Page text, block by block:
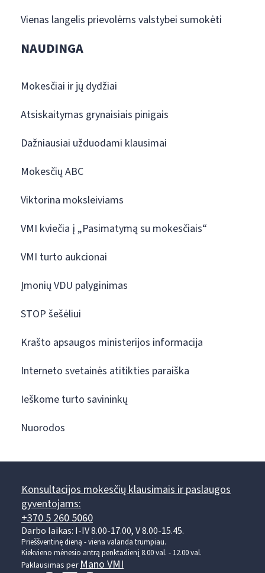
Vienas langelis prievolėms valstybei sumokėti
NAUDINGA
Mokesčiai ir jų dydžiai
Atsiskaitymas grynaisiais pinigais
Dažniausiai užduodami klausimai
Mokesčių ABC
Viktorina moksleiviams
VMI kviečia į „Pasimatymą su mokesčiais“
VMI turto aukcionai
Įmonių VDU palyginimas
STOP šešėliui
Krašto apsaugos ministerijos informacija
Interneto svetainės atitikties paraiška
Ieškome turto savininkų
Nuorodos
Konsultacijos mokesčių klausimais ir paslaugos
gyventojams:
+370 5 260 5060
Darbo laikas: I-IV 8.00-17.00, V 8.00-15.45.
Prieššventinę dieną - viena valanda trumpiau.
Kiekvieno mėnesio antrą penktadienį 8.00 val. - 12.00 val.
Paklausimas perMano VMI